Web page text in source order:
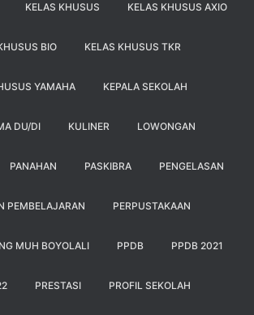
KELAS KHUSUS KELAS KHUSUS AXIO
BIO KELAS KHUSUS TKR
YAMAHA KEPALA SEKOLAH
DU/DI KULINER LOWONGAN
PANAHAN PASKIBRA PENGELASAN
PEMBELAJARAN PERPUSTAKAAN
MUH BOYOLALI PPDB PPDB 2021
PRESTASI PROFIL SEKOLAH